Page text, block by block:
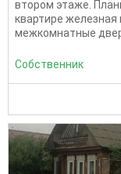
втором этаже.
квартире железная
межкомнатные
Собственник